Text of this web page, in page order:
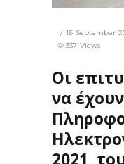
16 September
337 Views
Οι
να